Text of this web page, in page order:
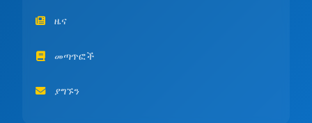
ዜና
መጣጥፎች
ያግኙን